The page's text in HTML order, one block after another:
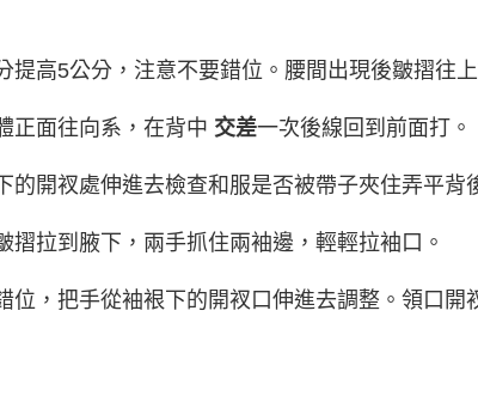
高5公分，注意不要錯位。腰間出現後皺摺往上
正面往向系，在背中 交差一次後線回到前面打。
開衩處伸進去檢查和服是否被帶子夾住弄平背
拉到腋下，兩手抓住兩袖邊，輕輕拉袖口。
位，把手從袖裉下的開衩口伸進去調整。領口開